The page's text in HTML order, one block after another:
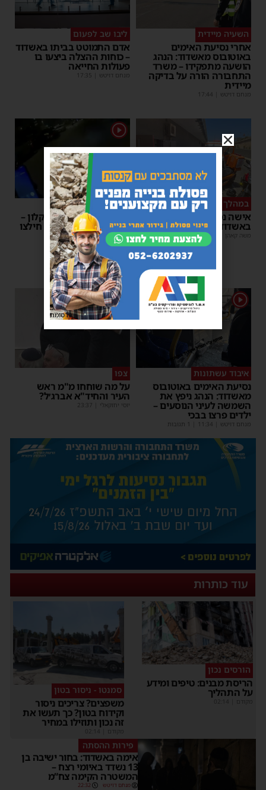
השעיה מיידית
אחרי נסיעת האימים
באוטובוס מאשדוד: הנהג
הושעה מתפקידו – משרד
התחבורה הורה על בדיקה
מיידית
מנחם דויטש 17:44
ליבו שב לפעום
אדם התמוטט בביתו באשדוד
– כוחות ההצלה ביצעו בו
פעולות החייאה
מנחם דויטש 17:35
במהלך העבודה
אישה נפלה מסולם במחסן
באשדוד
משה קאהן 17:31
1
צפו
תינוק ננעל ברכב באשקלון –
המתנדבים האשדודים חילצו
אותו בשלום
משה קאהן |
11:53
1
איבוד עשתונות
נסיעת האימים באוטובוס
מאשדוד: הנהג ניפץ את
השמשה לעיני הנוסעים –
ילדים פרצו בבכי
מנחם דויטש 11:34
1
צפו
על מה שוחחו מ"מ ראש
העיר והחיד"א אברג׳ל?
יוסי יחזקאלי 23:37
עוד כותרות
הורסים נכון
הריסת מבנים: טיפים ומידע
על התהליך
מקודם
סמנטו - ניסור בטון
משפצים? צריכים ניסור
וקידוח בטון? כך תעשו את
זה נכון ותוזילו במחיר
מקודם
פירות ההסתה
אימה באשדוד: בחור ישיבה בן
13 נשדד באיומי רצח –
המשטרה הקימה צח”מ
מנחם דויטש 22:32
פרסומת